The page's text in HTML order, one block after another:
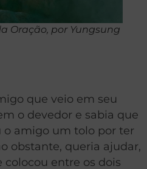
Oração, por Yungsung
que veio em seu
o devedor e sabia que
o amigo um tolo por ter
obstante, queria ajudar,
colocou entre os dois